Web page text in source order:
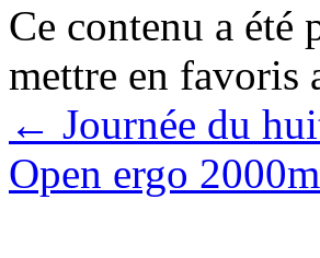
Ce contenu a été
mettre en favoris
← Journée du
Open ergo 2000m